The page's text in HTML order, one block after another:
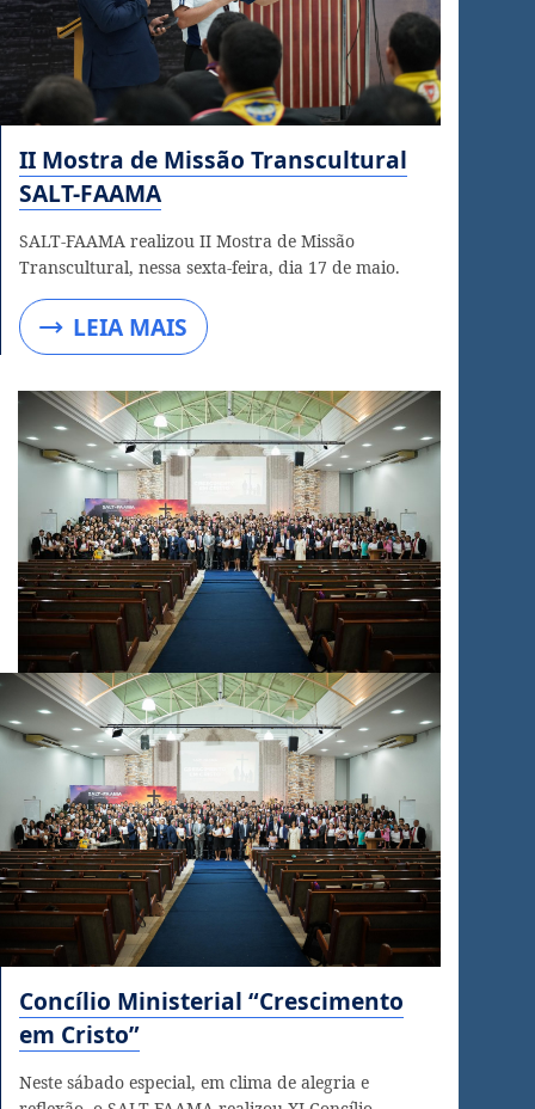
II Mostra de Missão Transcultural
SALT-FAAMA
SALT-FAAMA realizou II Mostra de Missão
Transcultural, nessa sexta-feira, dia 17 de maio.
LEIA MAIS
Concílio Ministerial “Crescimento
em Cristo”
Neste sábado especial, em clima de alegria e